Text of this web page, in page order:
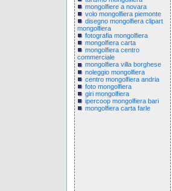
mongolfiere a novara
volo mongolfiera piemonte
disegno mongolfiera clipart
mongolfiera
fotografia mongolfiera
mongolfiera carta
mongolfiera centro
commerciale
mongolfiera villa borghese
noleggio mongolfiera
centro mongolfiera andria
foto mongolfiera
giri mongolfiera
ipercoop mongolfiera bari
mongolfiera carta farle